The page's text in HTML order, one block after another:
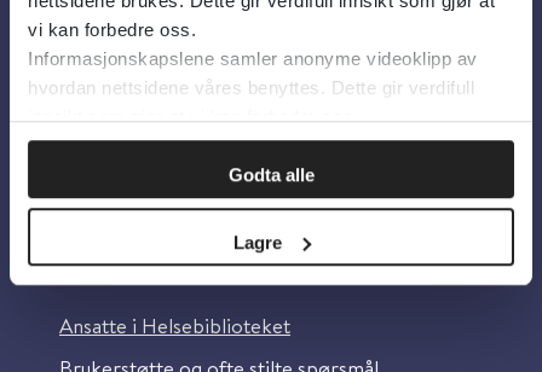
vi kan forbedre oss.
Informasjonskapslene samler anonyme videoklipp av
hvordan nettsidene våres benyttes. Dette gir verdifull
innsikt som gjør at vi kan forbedre oss.
Godta alle
Lagre
Personvern og informasjonskapsler
Tilgjengelighetserklæring
Information in English
Ansatte i Helsebiblioteket